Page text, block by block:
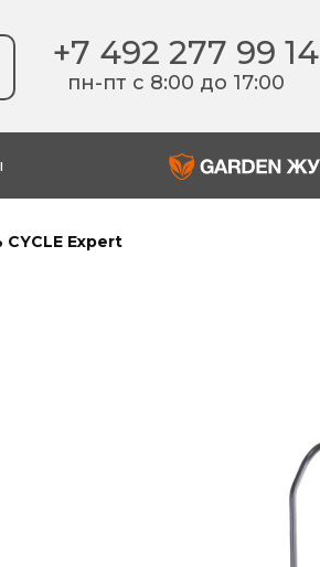
пн-пт с 8:00 до 17:00
+7 492 277 99 14
Expert